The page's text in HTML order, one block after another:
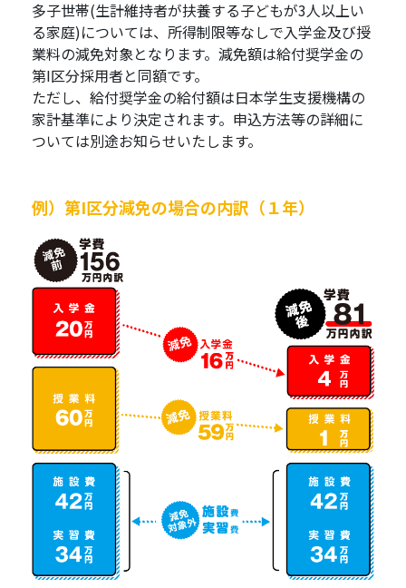
多子世帯(生計維持者が扶養する子どもが3人以上い
る家庭)については、所得制限等なしで入学金及び授
業料の減免対象となります。減免額は給付奨学金の
第I区分採用者と同額です。
ただし、給付奨学金の給付額は日本学生支援機構の
家計基準により決定されます。申込方法等の詳細に
ついては別途お知らせいたします。
例）第I区分減免の場合の内訳（１年）